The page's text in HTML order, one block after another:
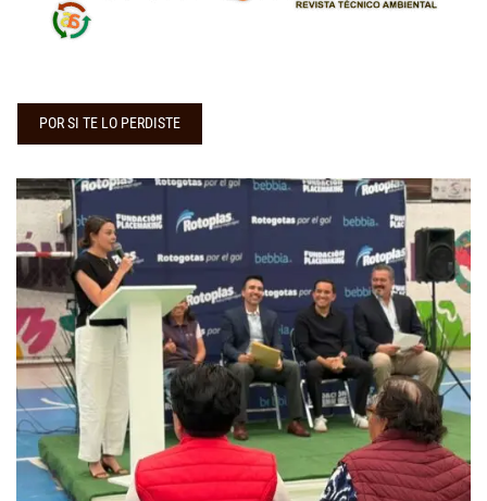
POR SI TE LO PERDISTE